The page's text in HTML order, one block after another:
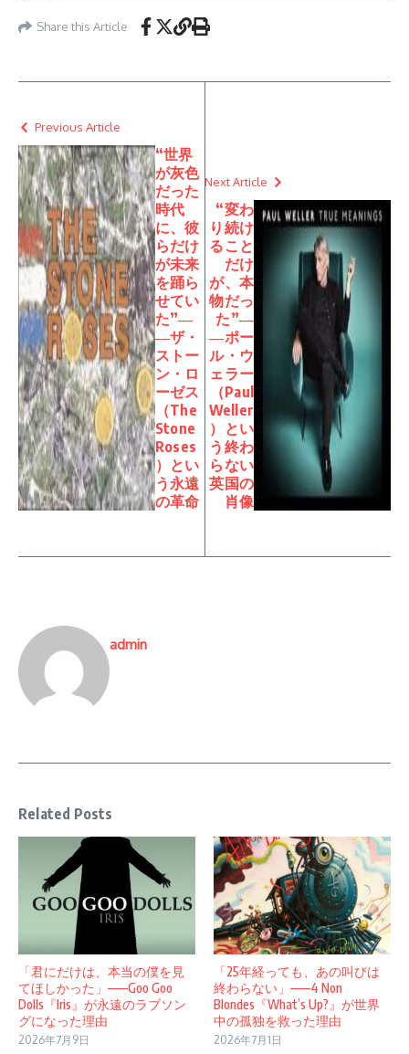
Share this Article
Previous Article
“世界
が灰色
だった
時代
に、彼
らだけ
が未来
を踊ら
せてい
た”―
―ザ・
ストー
ン・ロ
ーゼス
（The
Stone
Roses
）とい
う永遠
の革命
Next Article
“変わ
り続け
ること
だけ
が、本
物だっ
た”―
―ポー
ル・ウ
ェラー
（Paul
Weller
）とい
う終わ
らない
英国の
肖像
admin
Related Posts
「君にだけは、本当の僕を見
てほしかった」——Goo Goo
Dolls『Iris』が永遠のラブソン
グになった理由
2026年7月9日
「25年経っても、あの叫びは
終わらない」——4 Non
Blondes『What’s Up?』が世界
中の孤独を救った理由
2026年7月1日